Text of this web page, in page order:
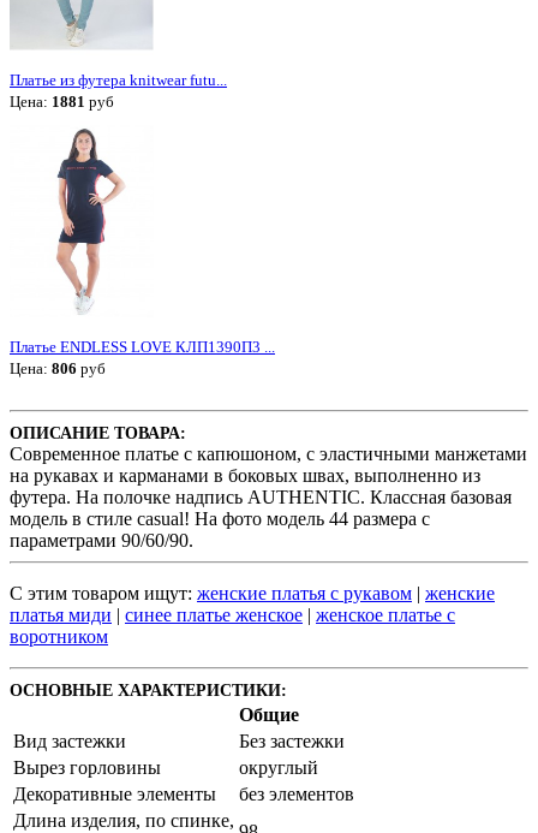
Платье из футера knitwear futu...
Цена: 1881 руб
Платье ENDLESS LOVE КЛП1390П3 ...
Цена: 806 руб
ОПИСАНИЕ ТОВАРА:
Современное платье с капюшоном, с эластичными манжетами
на рукавах и карманами в боковых швах, выполненно из
футера. На полочке надпись AUTHENTIC. Классная базовая
модель в стиле casual! На фото модель 44 размера с
параметрами 90/60/90.
С этим товаром ищут: женские платья с рукавом | женские
платья миди | синее платье женское | женское платье с
воротником
ОСНОВНЫЕ ХАРАКТЕРИСТИКИ:
Общие
Вид застежки
Без застежки
Вырез горловины
округлый
Декоративные элементы
без элементов
Длина изделия, по спинке,